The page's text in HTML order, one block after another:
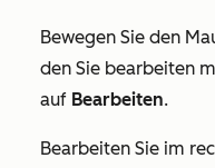
Bewegen Sie den
den Sie bearbeiten
auf Bearbeiten.
Bearbeiten Sie im